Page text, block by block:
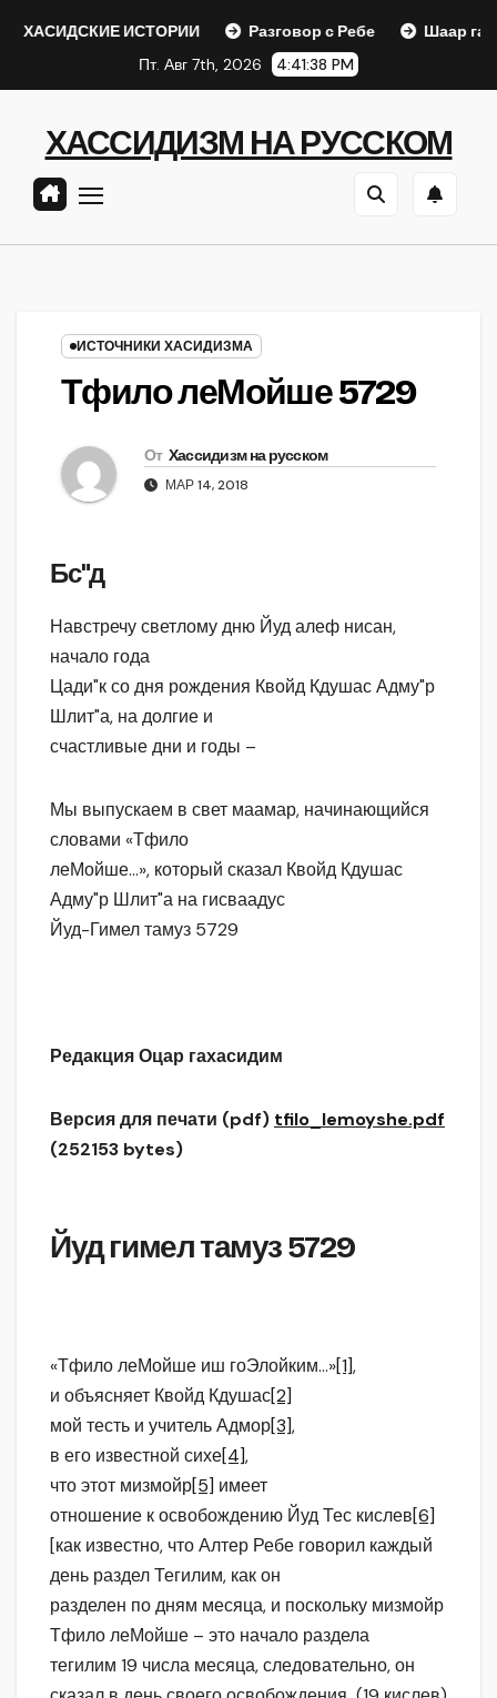
ИСТОРИИ Разговор с Ребе
Шаар гайихуд гл. 1
Пт. Авг 7th, 2026
4:41:39 PM
ХАССИДИЗМ НА РУССКОМ
ИСТОЧНИКИ ХАСИДИЗМА
Тфило леМойше 5729
От Хассидизм на русском
МАР 14, 2018
Бс"д
Навстречу светлому дню Йуд алеф нисан,
начало года
Цади"к со дня рождения Квойд Кдушас Адму"р
Шлит"а, на долгие и
счастливые дни и годы –
Мы выпускаем в свет маамар, начинающийся
словами «Тфило
леМойше…», который сказал Квойд Кдушас
Адму"р Шлит"а на гисваадус
Йуд-Гимел тамуз 5729
Редакция Оцар гахасидим
Версия для печати (pdf) tfilo_lemoyshe.pdf
(252153 bytes)
Йуд гимел тамуз 5729
«Тфило леМойше иш гоЭлойким…»[1],
и объясняет Квойд Кдушас[2]
мой тесть и учитель Адмор[3],
в его известной сихе[4],
что этот мизмойр[5] имеет
отношение к освобождению Йуд Тес кислев[6]
[как известно, что Алтер Ребе говорил каждый
день раздел Тегилим, как он
разделен по дням месяца, и поскольку мизмойр
Тфило леМойше – это начало раздела
тегилим 19 числа месяца, следовательно, он